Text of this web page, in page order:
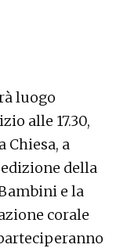
luogo
alle 17.30,
Chiesa, a
della
e la
corale